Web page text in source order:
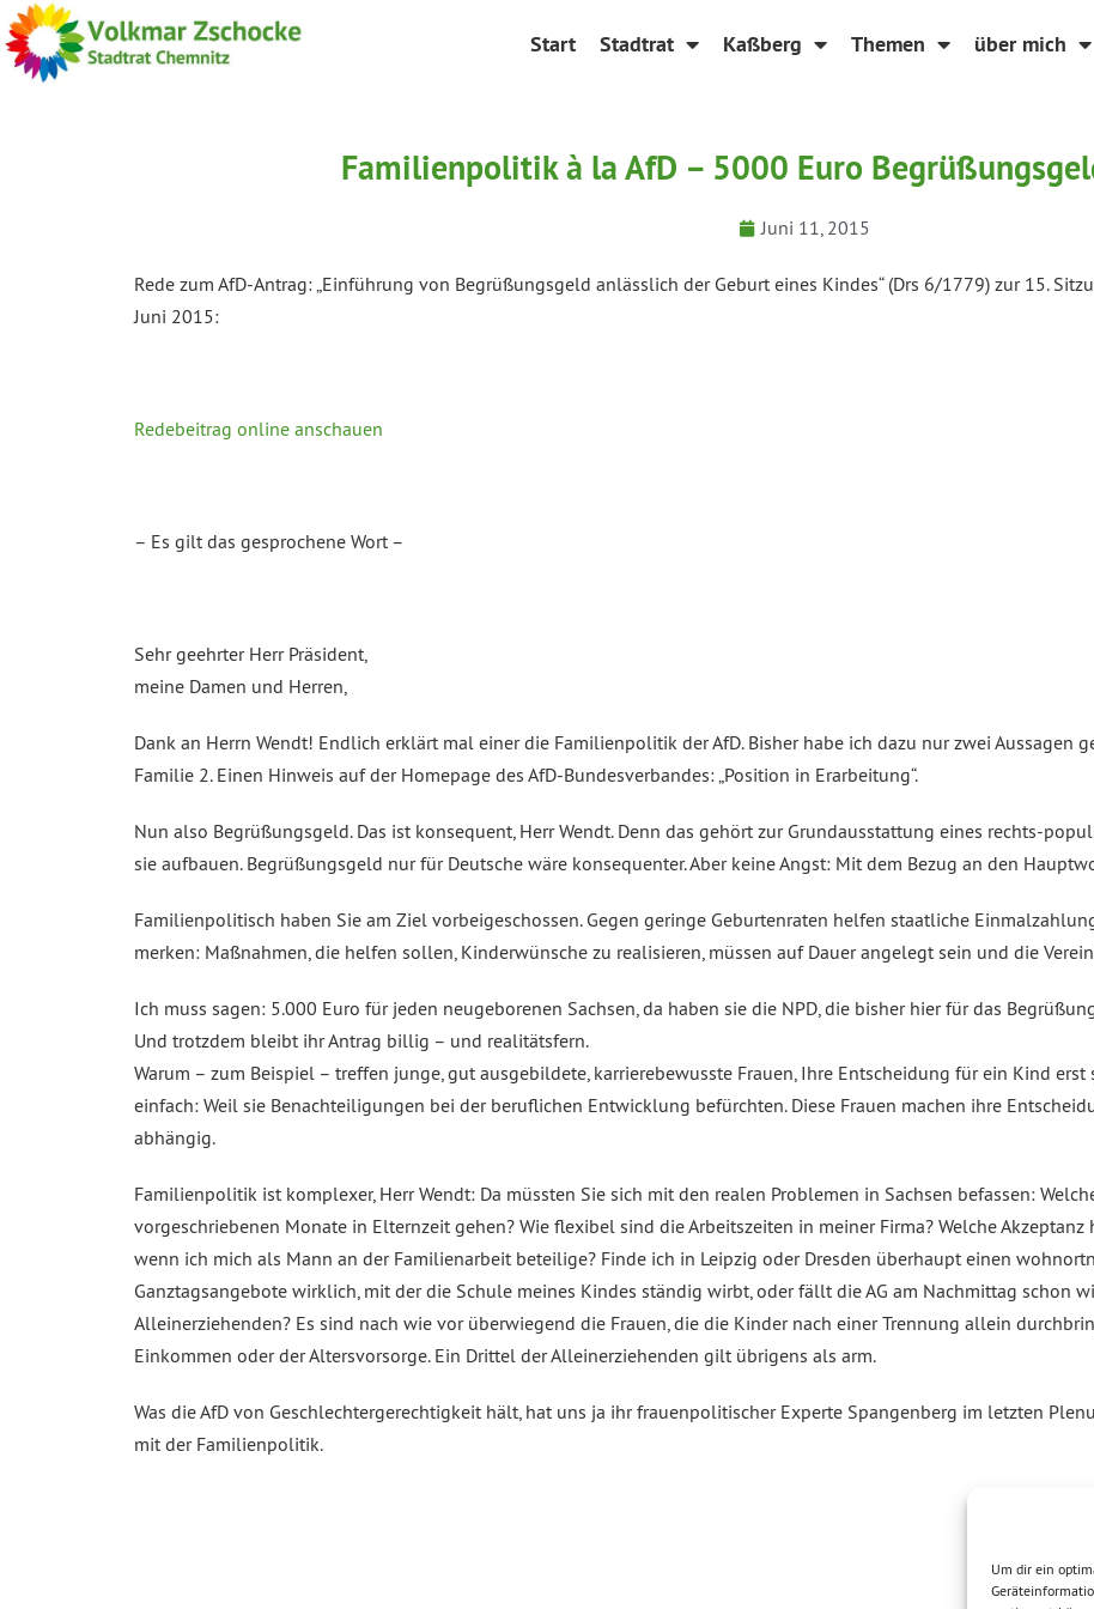
Um dir ein
Start Stadtrat Kaßberg Themen über mich
Familienpolitik à la AfD – 5000 Euro
Juni 11, 2015
Rede zum AfD-Antrag: „Einführung von Begrüßungsgeld anlässlich der Geburt eines Kindes“ (Drs 6/1779) zur 15.
Juni 2015:
Redebeitrag online anschauen
– Es gilt das gesprochene Wort –
Sehr geehrter Herr Präsident,
meine Damen und Herren,
Dank an Herrn Wendt! Endlich erklärt mal einer die Familienpolitik der AfD. Bisher habe ich dazu nur zwei Aussagen
Familie 2. Einen Hinweis auf der Homepage des AfD-Bundesverbandes: „Position in Erarbeitung“.
Nun also Begrüßungsgeld. Das ist konsequent, Herr Wendt. Denn das gehört zur Grundausstattung eines rechts-
sie aufbauen. Begrüßungsgeld nur für Deutsche wäre konsequenter. Aber keine Angst: Mit dem Bezug an den
Familienpolitisch haben Sie am Ziel vorbeigeschossen. Gegen geringe Geburtenraten helfen staatliche
merken: Maßnahmen, die helfen sollen, Kinderwünsche zu realisieren, müssen auf Dauer angelegt sein und die
Ich muss sagen: 5.000 Euro für jeden neugeborenen Sachsen, da haben sie die NPD, die bisher hier für das
Und trotzdem bleibt ihr Antrag billig – und realitätsfern.
Warum – zum Beispiel – treffen junge, gut ausgebildete, karrierebewusste Frauen, Ihre Entscheidung für ein Kind
einfach: Weil sie Benachteiligungen bei der beruflichen Entwicklung befürchten. Diese Frauen machen ihre
abhängig.
Familienpolitik ist komplexer, Herr Wendt: Da müssten Sie sich mit den realen Problemen in Sachsen befassen:
vorgeschriebenen Monate in Elternzeit gehen? Wie flexibel sind die Arbeitszeiten in meiner Firma? Welche
wenn ich mich als Mann an der Familienarbeit beteilige? Finde ich in Leipzig oder Dresden überhaupt einen
Ganztagsangebote wirklich, mit der die Schule meines Kindes ständig wirbt, oder fällt die AG am Nachmittag schon
Alleinerziehenden? Es sind nach wie vor überwiegend die Frauen, die die Kinder nach einer Trennung allein
Einkommen oder der Altersvorsorge. Ein Drittel der Alleinerziehenden gilt übrigens als arm.
Was die AfD von Geschlechtergerechtigkeit hält, hat uns ja ihr frauenpolitischer Experte Spangenberg im letzten
mit der Familienpolitik.